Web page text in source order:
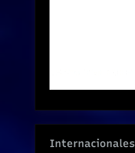
Internacionales